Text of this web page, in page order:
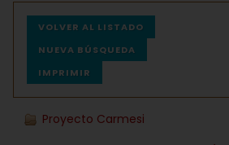
VOLVER AL LISTADO
NUEVA BÚSQUEDA
IMPRIMIR
Proyecto Carmesi